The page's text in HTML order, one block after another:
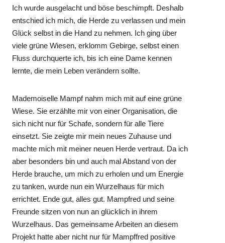
Ich wurde ausgelacht und böse beschimpft. Deshalb
entschied ich mich, die Herde zu verlassen und mein
Glück selbst in die Hand zu nehmen. Ich ging über
viele grüne Wiesen, erklomm Gebirge, selbst einen
Fluss durchquerte ich, bis ich eine Dame kennen
lernte, die mein Leben verändern sollte.
Mademoiselle Mampf nahm mich mit auf eine grüne
Wiese. Sie erzählte mir von einer Organisation, die
sich nicht nur für Schafe, sondern für alle Tiere
einsetzt. Sie zeigte mir mein neues Zuhause und
machte mich mit meiner neuen Herde vertraut. Da ich
aber besonders bin und auch mal Abstand von der
Herde brauche, um mich zu erholen und um Energie
zu tanken, wurde nun ein Wurzelhaus für mich
errichtet. Ende gut, alles gut. Mampfred und seine
Freunde sitzen von nun an glücklich in ihrem
Wurzelhaus. Das gemeinsame Arbeiten an diesem
Projekt hatte aber nicht nur für Mampffred positive